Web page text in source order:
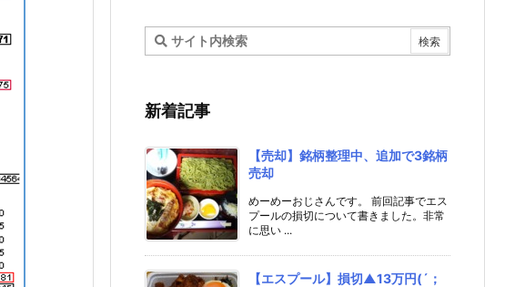
新着記事
【売却】銘柄整理中、追加で3銘柄
売却
めーめーおじさんです。 前回記事でエス
プールの損切について書きました。非常
に思い ...
【エスプール】損切▲13万円(´；